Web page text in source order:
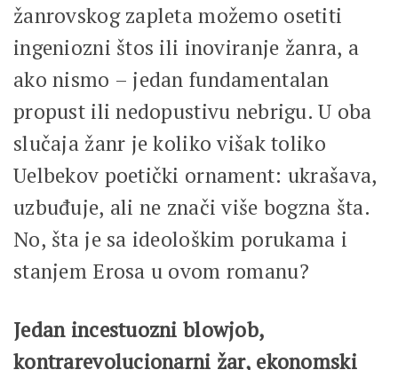
žanrovskog zapleta možemo osetiti
ingeniozni štos ili inoviranje žanra, a
ako nismo – jedan fundamentalan
propust ili nedopustivu nebrigu. U oba
slučaja žanr je koliko višak toliko
Uelbekov poetički ornament: ukrašava,
uzbuđuje, ali ne znači više bogzna šta.
No, šta je sa ideološkim porukama i
stanjem Erosa u ovom romanu?
Jedan incestuozni blowjob,
kontrarevolucionarni žar, ekonomski